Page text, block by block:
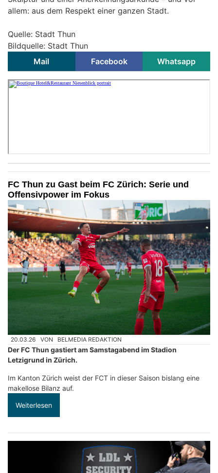
allem: aus dem Respekt einer ganzen Stadt.
Quelle: Stadt Thun
Bildquelle: Stadt Thun
Mail
Facebook Whatsapp
FC Thun zu Gast beim FC Zürich: Serie und
Offensivpower im Fokus
20.03.26 VON BELMEDIA REDAKTION
Der FC Thun gastiert am Samstagabend im Stadion
Letzigrund in Zürich.
Im Kanton Zürich weist der FCT in dieser Saison bislang eine
makellose Bilanz auf.
Weiterlesen